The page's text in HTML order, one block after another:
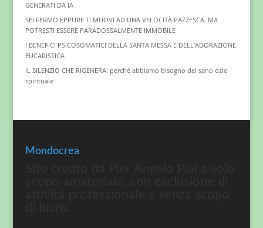
GENERATI DA IA
SEI FERMO EPPURE TI MUOVI AD UNA VELOCITÀ PAZZESCA. MA
POTRESTI ESSERE PARADOSSALMENTE IMMOBILE
I BENEFICI PSICOSOMATICI DELLA SANTA MESSA E DELL’ADORAZIONE
EUCARISTICA
IL SILENZIO CHE RIGENERA: perché abbiamo bisogno del sano ozio
spirituale
Mondocrea